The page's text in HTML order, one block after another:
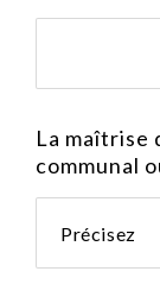
La maîtrise
communal
Précisez